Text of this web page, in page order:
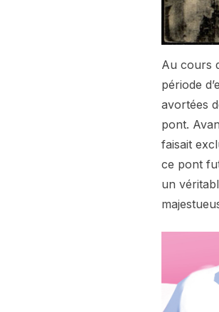
Au cours
période
avortées
pont.
faisait
ce pont
un